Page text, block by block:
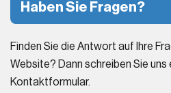
Haben Sie Fragen?
Finden Sie die Antwort auf Ihre
Website? Dann schreiben Sie uns
Kontaktformular.